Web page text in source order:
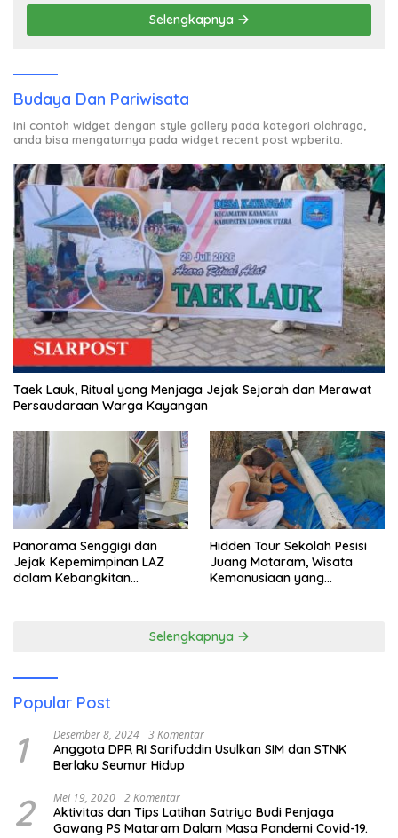
Selengkapnya
Budaya Dan Pariwisata
Ini contoh widget dengan style gallery pada kategori olahraga,
anda bisa mengaturnya pada widget recent post wpberita.
Taek Lauk, Ritual yang Menjaga Jejak Sejarah dan Merawat
Persaudaraan Warga Kayangan
Panorama Senggigi dan
Jejak Kepemimpinan LAZ
dalam Kebangkitan
Hidden Tour Sekolah Pesisi
Juang Mataram, Wisata
Kemanusiaan yang
Selengkapnya
Popular Post
1 Desember 8, 2024 3 Komentar
Anggota DPR RI Sarifuddin Usulkan SIM dan STNK
Berlaku Seumur Hidup
2 Mei 19, 2020 2 Komentar
Aktivitas dan Tips Latihan Satriyo Budi Penjaga
Gawang PS Mataram Dalam Masa Pandemi Covid-19.